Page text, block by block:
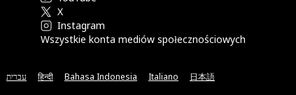
X
Instagram
Wszystkie konta mediów społecznościowych
עברית हिन्दी Bahasa Indonesia Italiano 日本語